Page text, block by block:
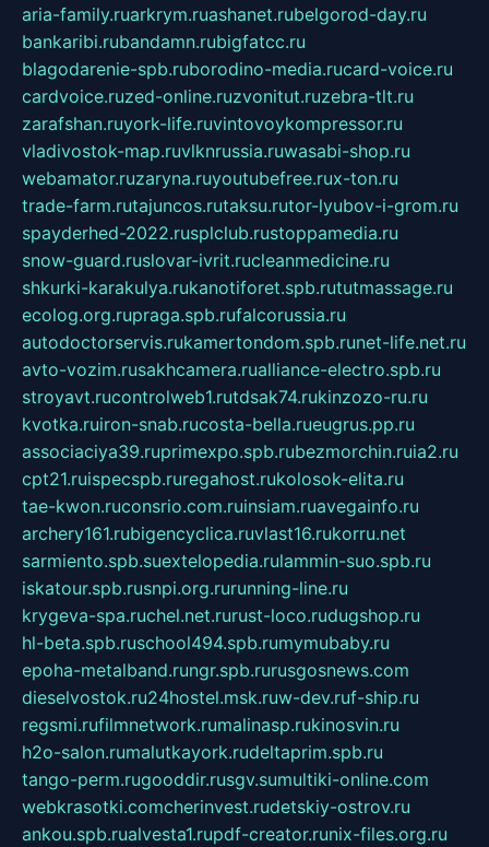
aria-family.ruarkrym.ruashanet.rubelgorod-day.ru
bankaribi.rubandamn.rubigfatcc.ru
blagodarenie-spb.ruborodino-media.rucard-voice.ru
cardvoice.ruzed-online.ruzvonitut.ruzebra-tlt.ru
zarafshan.ruyork-life.ruvintovoykompressor.ru
vladivostok-map.ruvlknrussia.ruwasabi-shop.ru
webamator.ruzaryna.ruyoutubefree.rux-ton.ru
trade-farm.rutajuncos.rutaksu.rutor-lyubov-i-grom.ru
spayderhed-2022.rusplclub.rustoppamedia.ru
snow-guard.ruslovar-ivrit.rucleanmedicine.ru
shkurki-karakulya.rukanotiforet.spb.rututmassage.ru
ecolog.org.rupraga.spb.rufalcorussia.ru
autodoctorservis.rukamertondom.spb.runet-life.net.ru
avto-vozim.rusakhcamera.rualliance-electro.spb.ru
stroyavt.rucontrolweb1.rutdsak74.rukinzozo-ru.ru
kvotka.ruiron-snab.rucosta-bella.rueugrus.pp.ru
associaciya39.ruprimexpo.spb.rubezmorchin.ruia2.ru
cpt21.ruispecspb.ruregahost.rukolosok-elita.ru
tae-kwon.ruconsrio.com.ruinsiam.ruavegainfo.ru
archery161.rubigencyclica.ruvlast16.rukorru.net
sarmiento.spb.suextelopedia.rulammin-suo.spb.ru
iskatour.spb.rusnpi.org.rurunning-line.ru
krygeva-spa.ruchel.net.rurust-loco.rudugshop.ru
hl-beta.spb.ruschool494.spb.rumymubaby.ru
epoha-metalband.rungr.spb.rurusgosnews.com
dieselvostok.ru24hostel.msk.ruw-dev.ruf-ship.ru
regsmi.rufilmnetwork.rumalinasp.rukinosvin.ru
h2o-salon.rumalutkayork.rudeltaprim.spb.ru
tango-perm.rugooddir.rusgv.sumultiki-online.com
webkrasotki.comcherinvest.rudetskiy-ostrov.ru
ankou.spb.rualvesta1.rupdf-creator.runix-files.org.ru